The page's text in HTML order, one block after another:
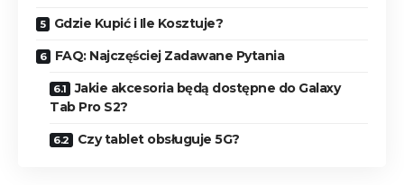
Gdzie Kupić i Ile Kosztuje?
FAQ: Najczęściej Zadawane Pytania
Jakie akcesoria będą dostępne do Galaxy
Tab Pro S2?
Czy tablet obsługuje 5G?